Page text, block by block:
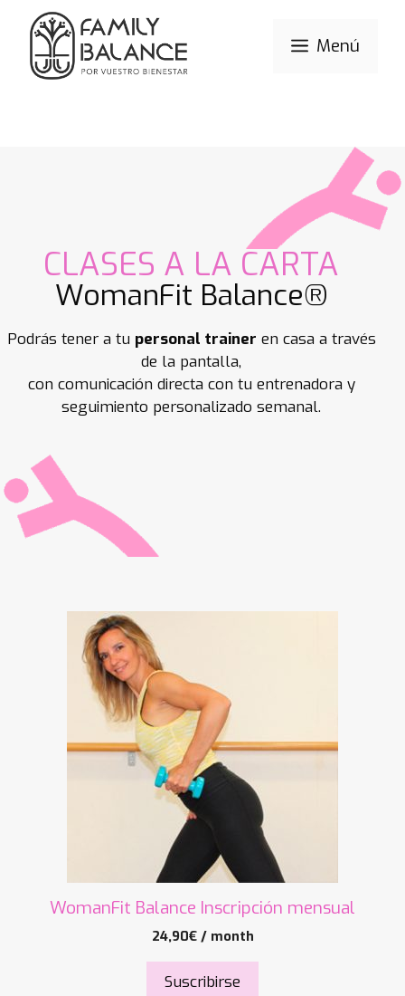
Menú
CLASES A LA CARTA
WomanFit Balance®
Podrás tener a tu personal trainer en casa a través
de la pantalla,
con comunicación directa con tu entrenadora y
seguimiento personalizado semanal.
WomanFit Balance Inscripción mensual
24,90€ / month
Suscribirse